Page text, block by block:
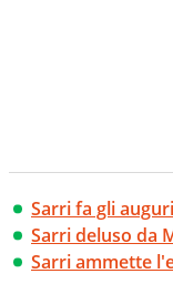
Sarri fa gli
Sarri deluso da
Sarri ammette